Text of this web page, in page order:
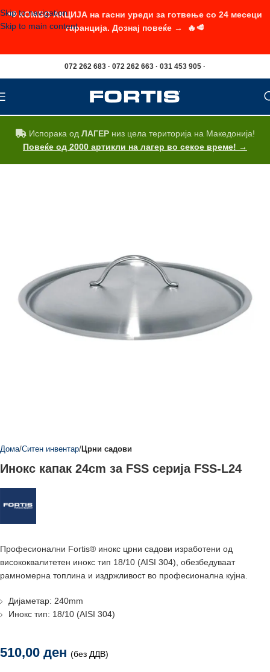
Skip to navigation
Skip to main content
072 262 683 · 072 262 663 · 031 453 905 ·
Испорака од ЛАГЕРниз цела територија на Македонија!
Повеќе од 2000 артикли на лагер во секое време! →
Дома Ситен инвентар Црни садови
Инокс капак 24cm за FSS серија FSS-L24
Професионални Fortis® инокс црни садови изработени од
висококвалитетен инокс тип 18/10 (AISI 304), обезбедуваат
рамномерна топлина и издржливост во професионална кујна.
Дијаметар: 240mm
Инокс тип: 18/10 (AISI 304)
510,00 ден (без ДДВ)
📢 КОМБО АКЦИЈА на гасни уреди за готвење со 24 месеци
гаранција. Дознај повеќе → 🔥🥩